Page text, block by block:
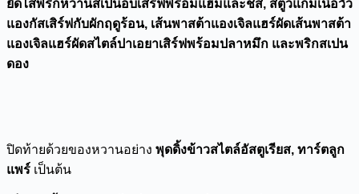
ยัดไส้พริกหวานสเปนอบเสิร์ฟพร้อมแฮมและชีส, สตูว์แก้มเนื้อวัว
แองกัสเสิร์ฟกับผักฤดูร้อน, เส้นพาสต้าแองเจิลแฮร์ผัดเส้นพาสต้า
แองเจิลแฮร์ผัดสไตล์ปาเอยาเสิร์ฟพร้อมปลาหมึก และพริกสเปน
ดอง
ปิดท้ายด้วยของหวานอย่าง พุดดิ้งข้าวสไตล์อัสตูเรียส, ทาร์ตลูก
แพร์ เป็นต้น